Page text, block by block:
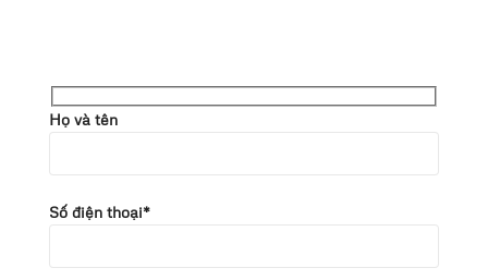
Họ và tên
Số điện thoại*